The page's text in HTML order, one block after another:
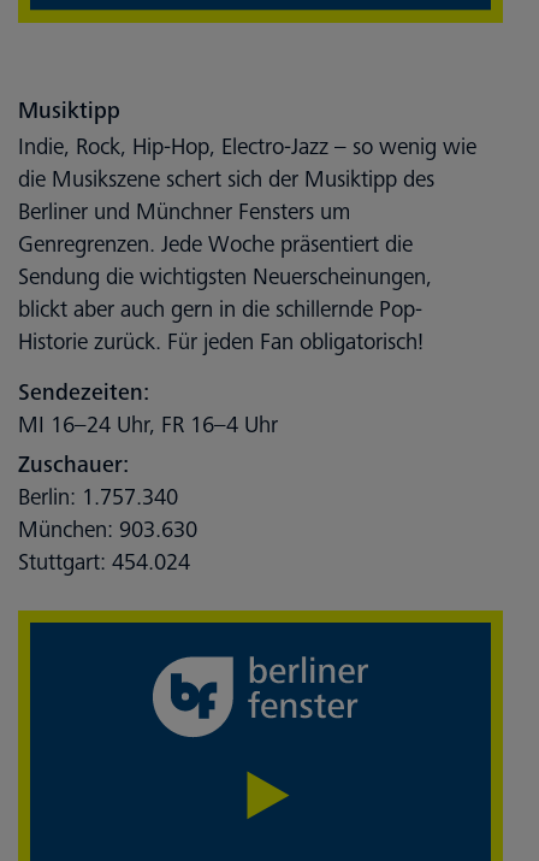
Musiktipp
Indie, Rock, Hip-Hop, Electro-Jazz – so wenig wie
die Musikszene schert sich der Musiktipp des
Berliner und Münchner Fensters um
Genregrenzen. Jede Woche präsentiert die
Sendung die wichtigsten Neuerscheinungen,
blickt aber auch gern in die schillernde Pop-
Historie zurück. Für jeden Fan obligatorisch!
Sendezeiten:
MI 16–24 Uhr, FR 16–4 Uhr
Zuschauer:
Berlin: 1.757.340
München: 903.630
Stuttgart: 454.024